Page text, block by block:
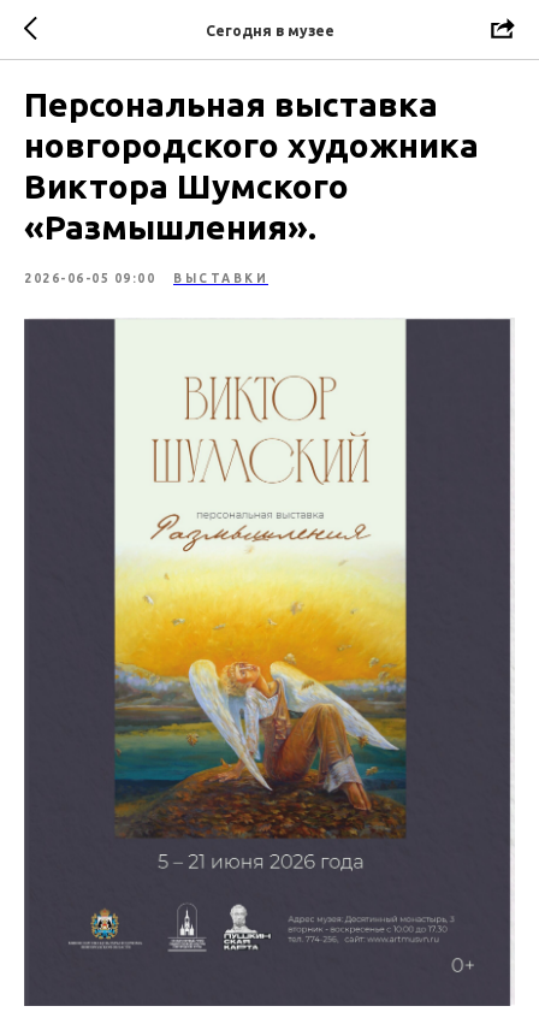
Сегодня в музее
Персональная выставка
новгородского художника
Виктора Шумского
«Размышления».
2026-06-05 09:00 ВЫСТАВКИ